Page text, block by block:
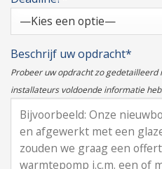
Beschrijf uw opdracht*
Probeer uw opdracht zo
installateurs voldoende informatie